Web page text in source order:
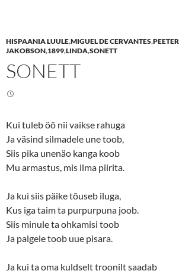
HISPAANIA LUULE,MIGUEL DE CERVANTES,PEETER
JAKOBSON,1899,LINDA,SONETT
SONETT
Kui tuleb öö nii vaikse rahuga
Ja väsind silmadele une toob,
Siis pika unenäo kanga koob
Mu armastus, mis ilma piirita.
Ja kui siis päike tõuseb iluga,
Kus iga taim ta purpurpuna joob.
Siis minule ta ohkamisi toob
Ja palgele toob uue pisara.
Ja kui ta oma kuldselt troonilt saadab